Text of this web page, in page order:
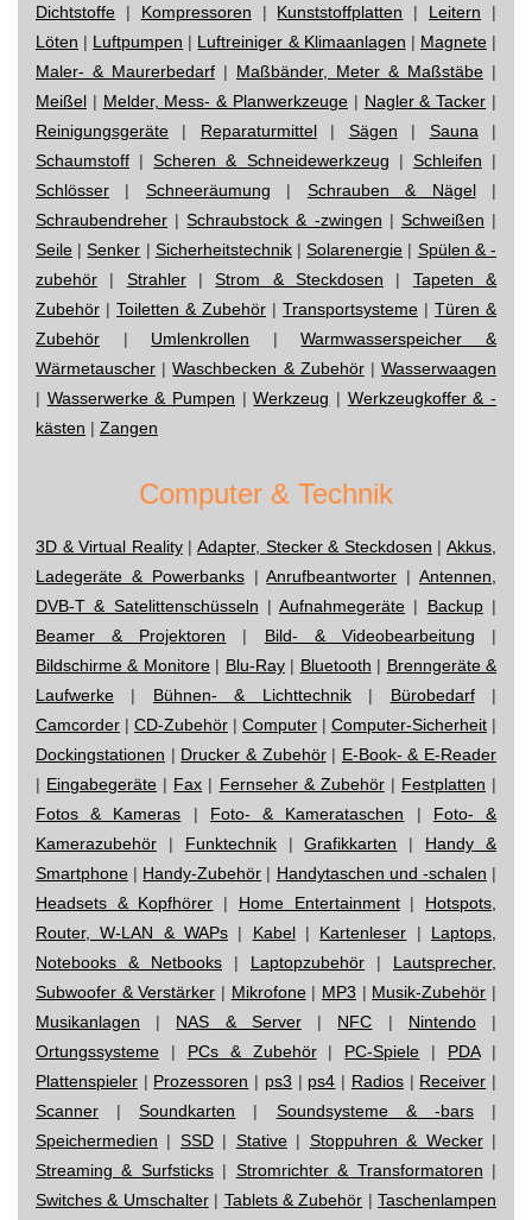
Dichtstoffe | Kompressoren | Kunststoffplatten | Leitern |
Löten | Luftpumpen | Luftreiniger & Klimaanlagen | Magnete|
Maler- & Maurerbedarf | Maßbänder, Meter & Maßstäbe |
Meißel | Melder, Mess- & Planwerkzeuge | Nagler & Tacker |
Reinigungsgeräte | Reparaturmittel| Sägen | Sauna |
Schaumstoff |Scheren & Schneidewerkzeug | Schleifen |
Schlösser | Schneeräumung | Schrauben & Nägel|
Schraubendreher |Schraubstock & -zwingen | Schweißen |
Seile |Senker | Sicherheitstechnik|Solarenergie | Spülen & -
zubehör | Strahler|Strom & Steckdosen | Tapeten &
Zubehör | Toiletten & Zubehör | Transportsysteme | Türen &
Zubehör | Umlenkrollen |Warmwasserspeicher &
Wärmetauscher |Waschbecken & Zubehör|Wasserwaagen
| Wasserwerke & Pumpen |Werkzeug | Werkzeugkoffer & -
kästen | Zangen
Computer & Technik
3D & Virtual Reality|Adapter, Stecker & Steckdosen |Akkus,
Ladegeräte & Powerbanks|Anrufbeantworter |Antennen,
DVB-T & Satelittenschüsseln |Aufnahmegeräte | Backup|
Beamer & Projektoren | Bild- & Videobearbeitung |
Bildschirme & Monitore| Blu-Ray| Bluetooth | Brenngeräte &
Laufwerke | Bühnen- & Lichttechnik| Bürobedarf|
Camcorder | CD-Zubehör | Computer | Computer-Sicherheit |
Dockingstationen | Drucker & Zubehör| E-Book- & E-Reader
| Eingabegeräte | Fax | Fernseher & Zubehör| Festplatten |
Fotos & Kameras | Foto- & Kamerataschen | Foto- &
Kamerazubehör | Funktechnik|Grafikkarten | Handy &
Smartphone | Handy-Zubehör | Handytaschen und -schalen |
Headsets & Kopfhörer | Home Entertainment| Hotspots,
Router, W-LAN & WAPs | Kabel| Kartenleser | Laptops,
Notebooks & Netbooks | Laptopzubehör | Lautsprecher,
Subwoofer & Verstärker | Mikrofone| MP3 | Musik-Zubehör |
Musikanlagen | NAS & Server| NFC | Nintendo|
Ortungssysteme | PCs & Zubehör| PC-Spiele | PDA|
Plattenspieler | Prozessoren | ps3 | ps4 | Radios| Receiver |
Scanner |Soundkarten | Soundsysteme & -bars|
Speichermedien | SSD| Stative| Stoppuhren & Wecker|
Streaming & Surfsticks| Stromrichter & Transformatoren |
Switches & Umschalter| Tablets & Zubehör | Taschenlampen